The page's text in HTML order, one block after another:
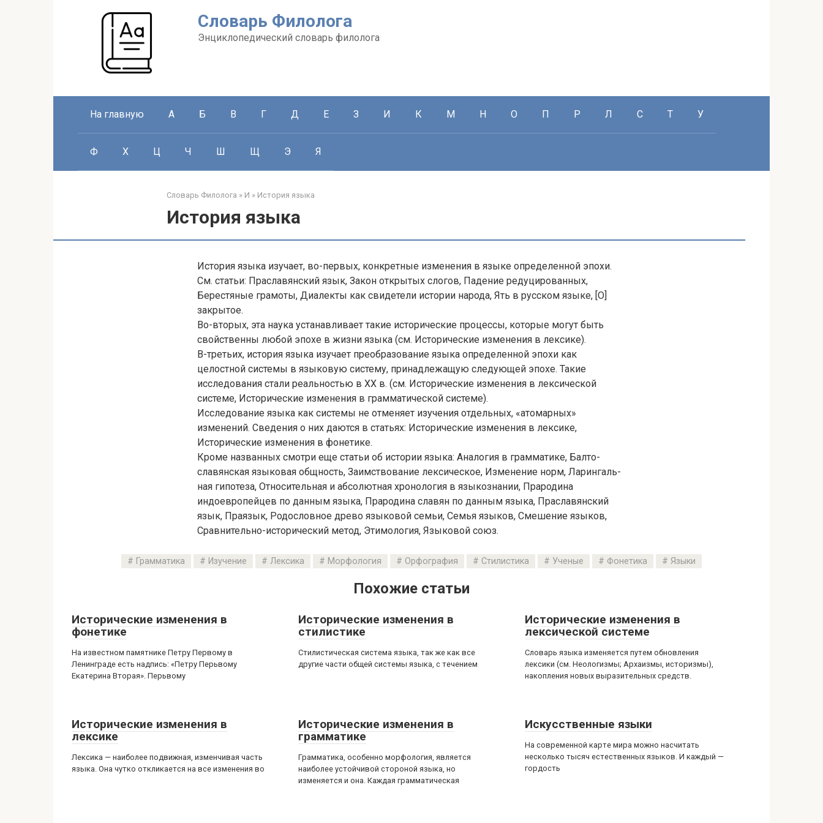
Словарь Филолога
Энциклопедический словарь филолога
На главную А Б В Г Д Е З И К М Н О П Р Л С Т У
Ф Х Ц Ч Ш Щ Э Я
Словарь Филолога » И » История языка
История языка
История языка изучает, во-первых, конкретные изменения в языке определенной эпохи.
См. статьи: Праславянский язык, Закон открытых слогов, Падение редуцированных,
Берестяные грамоты, Диалекты как свидетели истории народа, Ять в русском языке, [О]
закрытое.
Во-вторых, эта наука устанавливает такие исторические процессы, которые могут быть
свойственны любой эпохе в жизни языка (см. Исторические изменения в лексике).
В-третьих, история языка изучает преобразование языка определенной эпохи как
целостной системы в языковую систему, принадлежащую следующей эпохе. Такие
исследования стали реальностью в XX в. (см. Исторические изменения в лексической
системе, Исторические изменения в грамматической системе).
Исследование языка как системы не отменяет изучения отдельных, «атомарных»
изменений. Сведения о них даются в статьях: Исторические изменения в лексике,
Исторические изменения в фонетике.
Кроме названных смотри еще статьи об истории языка: Аналогия в грамматике, Балто-
славянская языковая общность, Заимствование лексическое, Изменение норм, Ларингаль-
ная гипотеза, Относительная и абсолютная хронология в языкознании, Прародина
индоевропейцев по данным языка, Прародина славян по данным языка, Праславянский
язык, Праязык, Родословное древо языковой семьи, Семья языков, Смешение языков,
Сравнительно-исторический метод, Этимология, Языковой союз.
Грамматика Изучение Лексика Морфология Орфография Стилистика Ученые Фонетика Языки
Похожие статьи
Исторические изменения в
фонетике
На известном памятнике Петру Первому в
Ленинграде есть надпись: «Петру Перьвому
Екатерина Вторая». Перьвому
Исторические изменения в
стилистике
Стилистическая система языка, так же как все
другие части общей системы языка, с течением
Исторические изменения в
лексической системе
Словарь языка изменяется путем обновления
лексики (см. Неологизмы; Архаизмы, историзмы),
накопления новых выразительных средств.
Исторические изменения в
лексике
Лексика — наиболее подвижная, изменчивая часть
языка. Она чутко откликается на все изменения во
Исторические изменения в
грамматике
Грамматика, особенно морфология, является
наиболее устойчивой стороной языка, но
изменяется и она. Каждая грамматическая
Искусственные языки
На современной карте мира можно насчитать
несколько тысяч естественных языков. И каждый —
гордость